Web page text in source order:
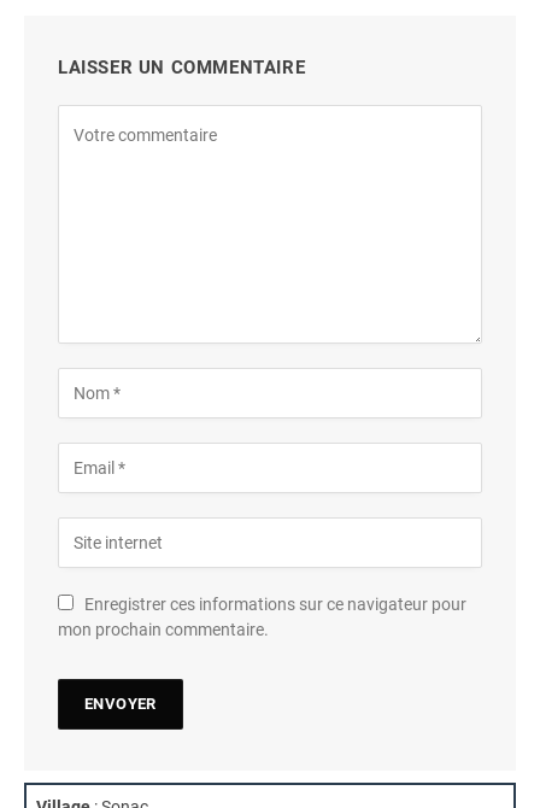
LAISSER UN COMMENTAIRE
Enregistrer ces informations sur ce navigateur pour
mon prochain commentaire.